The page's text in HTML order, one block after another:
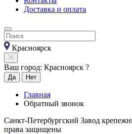
Доставка и оплата
Красноярск
Ваш город: Красноярск ?
Да Нет
Главная
Обратный звонок
Санкт-Петербургский Завод
права защищены